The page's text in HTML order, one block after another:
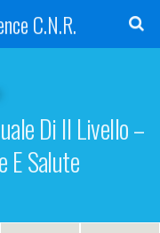
C.N.R.
Di II Livello –
E Salute